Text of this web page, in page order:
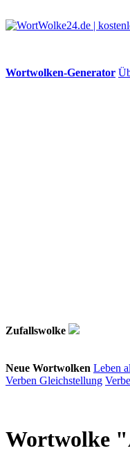
Wortwolken-Generator
Zufallswolke
Neue Wortwolken Leben
Verben Gleichstellung
Wortwolke